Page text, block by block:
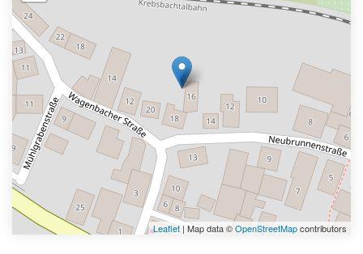
Leaflet | Map data ©OpenStreetMapcontributors